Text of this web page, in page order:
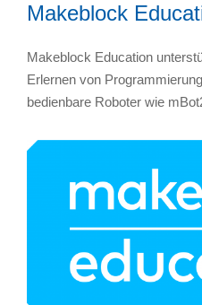
Makeblock
Makeblock Education
Erlernen von
bedienbare Roboter wie